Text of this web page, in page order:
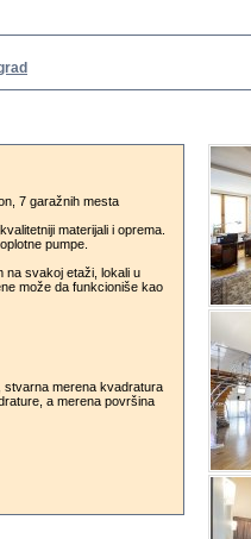
7 garažnih mesta
materijali i oprema.
pumpe.
na svakoj etaži, lokali u
može da funkcioniše kao
stvarna merena kvadratura
a merena površina